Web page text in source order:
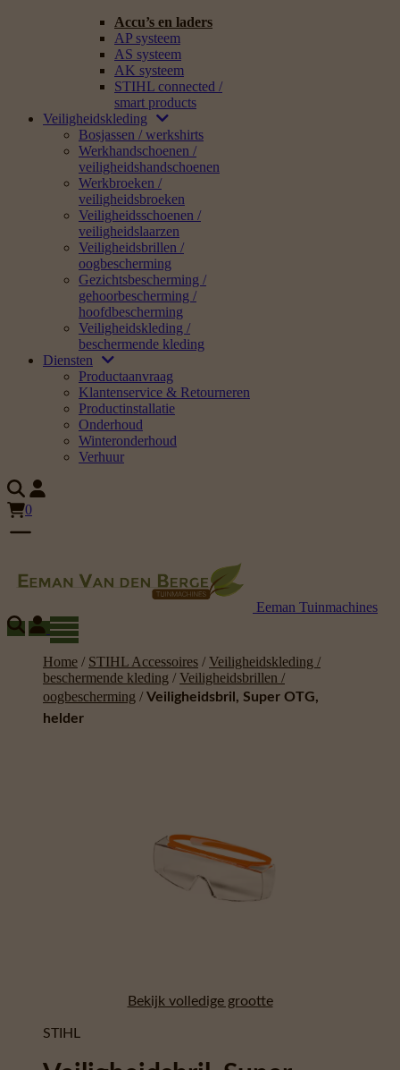
Accu’s en laders
AP systeem
AS systeem
AK systeem
STIHL connected /
smart products
Veiligheidskleding
Bosjassen / werkshirts
Werkhandschoenen /
veiligheidshandschoenen
Werkbroeken /
veiligheidsbroeken
Veiligheidsschoenen /
veiligheidslaarzen
Veiligheidsbrillen /
oogbescherming
Gezichtsbescherming /
gehoorbescherming /
hoofdbescherming
Veiligheidskleding /
beschermende kleding
Diensten
Productaanvraag
Klantenservice & Retourneren
Productinstallatie
Onderhoud
Winteronderhoud
Verhuur
0
Eeman Tuinmachines
Home / STIHL Accessoires / Veiligheidskleding /
beschermende kleding / Veiligheidsbrillen /
oogbescherming / Veiligheidsbril, Super OTG,
helder
Bekijk volledige grootte
STIHL